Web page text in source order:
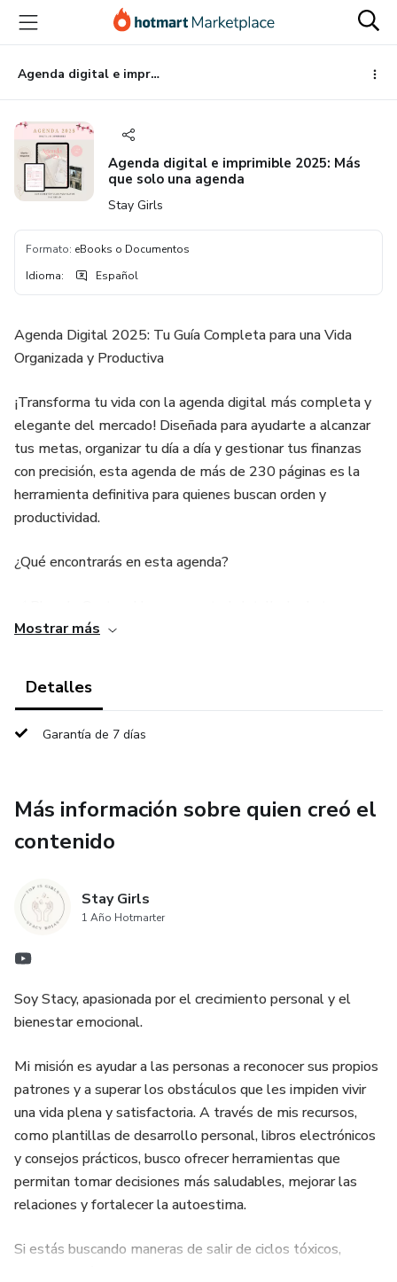
principal
página
de
página
Agenda digital e imprimible 2025: Más que solo una agenda
Agenda digital e imprimible 2025: Más
que solo una agenda
Stay Girls
Formato: eBooks o Documentos
Idioma: Español
Agenda Digital 2025: Tu Guía Completa para una Vida
Organizada y Productiva
¡Transforma tu vida con la agenda digital más completa y
elegante del mercado! Diseñada para ayudarte a alcanzar
tus metas, organizar tu día a día y gestionar tus finanzas
con precisión, esta agenda de más de 230 páginas es la
herramienta definitiva para quienes buscan orden y
productividad.
¿Qué encontrarás en esta agenda?
ingresos y egresos para mejorar tu estabilidad financiera.
enfocada en lo que realmente importa.
✅ Planificación Anual: Define tus objetivos y desglózalos
✅ Organización Diaria: Optimiza tu tiempo con espacios
dedicados para tus tareas y prioridades.
sistema de seguimiento para cada mes.
impecable con recordatorios organizados.
✅ Diseño Elegante y Minimalista: Perfecto para imprimir o
✅ Acceso Exclusivo a un Grupo de WhatsApp: Conéctate
con una comunidad que comparte tus mismos objetivos y
motívate cada día.
Ideal para:
✔️ Emprendedoras y estudiantes que buscan equilibrio y
Mostrar más
Detalles
Garantía de 7 días
Más información sobre quien creó el
contenido
Stay Girls
1 Año Hotmarter
Soy Stacy, apasionada por el crecimiento personal y el
bienestar emocional.
Mi misión es ayudar a las personas a reconocer sus propios
patrones y a superar los obstáculos que les impiden vivir
una vida plena y satisfactoria. A través de mis recursos,
como plantillas de desarrollo personal, libros electrónicos
y consejos prácticos, busco ofrecer herramientas que
permitan tomar decisiones más saludables, mejorar las
relaciones y fortalecer la autoestima.
Si estás buscando maneras de salir de ciclos tóxicos,